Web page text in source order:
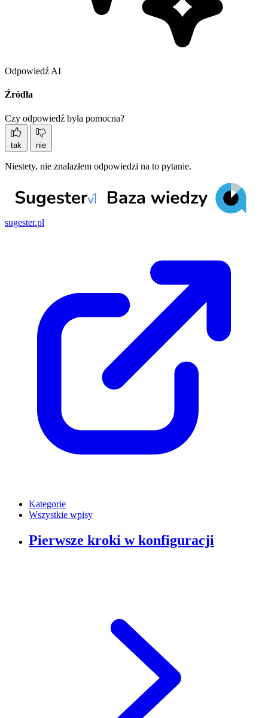
Odpowiedź AI
Źródła
Czy odpowiedź była pomocna?
tak nie
Niestety, nie znalazłem odpowiedzi na to pytanie.
sugester.pl
Kategorie
Wszystkie wpisy
Pierwsze kroki w konfiguracji